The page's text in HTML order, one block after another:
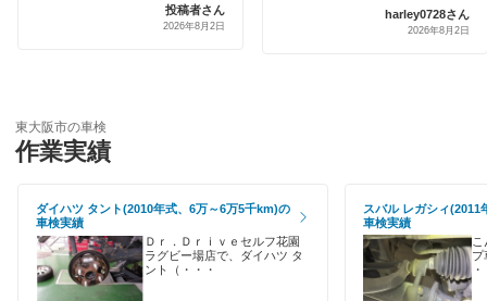
四條畷市
吹田市
摂津市
泉南郡
ハイブリッド車OK
120分以内の車検
1日車検
ミタニ車検
GTNET×カフェ車検
キグナス車検
上原B-cle車検
投稿者さん
2026年8月2日
harley0728さん
2026年8月2日
東大阪市の車検
作業実績
ダイハツ タント(2010年式、6万～6万5千km)の
車検実績
Ｄｒ．Ｄｒｉｖｅセルフ花園
ラグビー場店で、ダイハツ タ
ント（・・・
スバル レガシィ(2011
車検実績
こ
プ